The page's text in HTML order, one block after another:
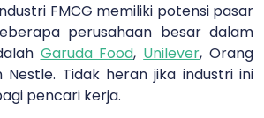
FMCG memiliki potensi pasar
perusahaan besar dalam
Garuda Food, Unilever, Orang
Nestle. Tidak heran jika industri ini
pencari kerja.